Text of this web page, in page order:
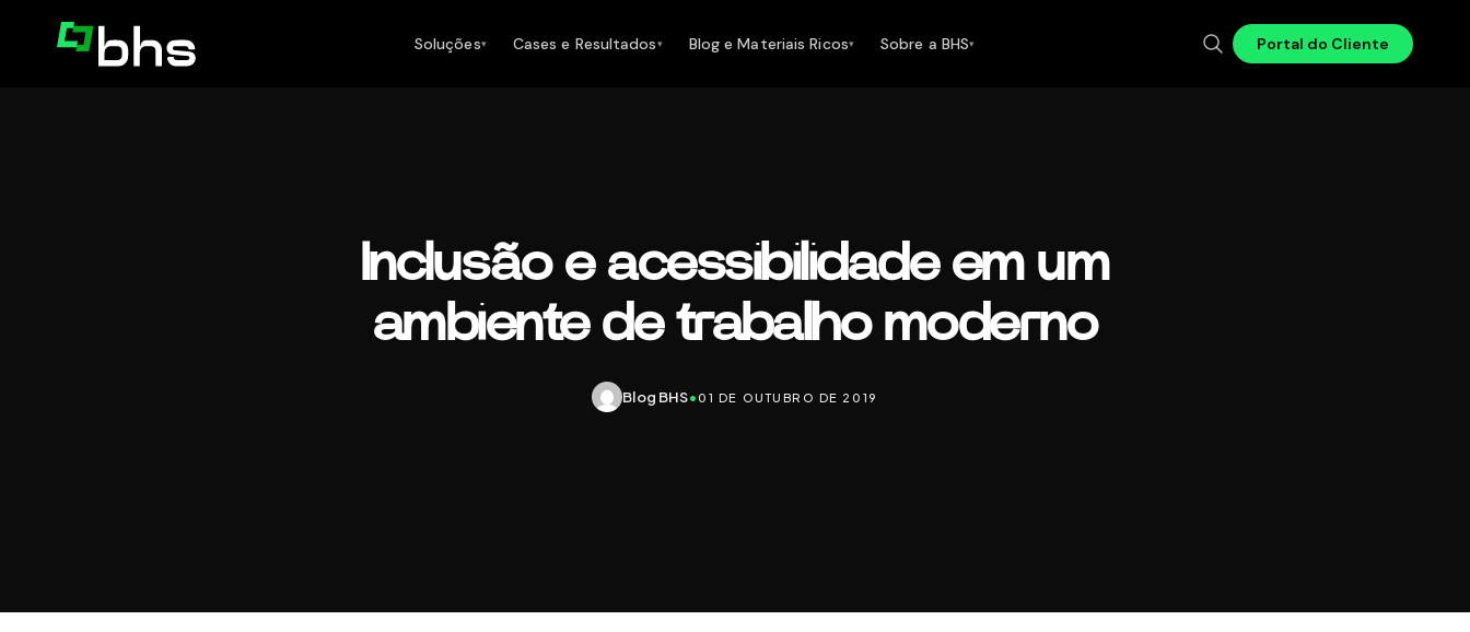
Soluções▾ Cases e Resultados▾ Blog e Materiais Ricos▾ Sobre a BHS▾ Portal do Cliente
Inclusão e acessibilidade em um
ambiente de trabalho moderno
Blog BHS• 01 DE OUTUBRO DE 2019